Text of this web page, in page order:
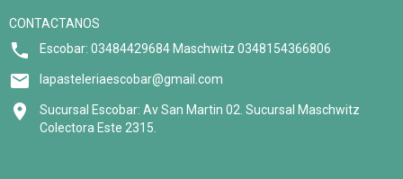
CONTACTANOS
Escobar: 03484429684 Maschwitz 0348154366806
lapasteleriaescobar@gmail.com
Sucursal Escobar: Av San Martin 02. Sucursal Maschwitz
Colectora Este 2315.